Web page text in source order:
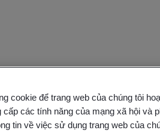
tới
cookie để trang web của chúng tôi
cấp các tính năng của mạng xã hội và
tin về việc sử dụng trang web của